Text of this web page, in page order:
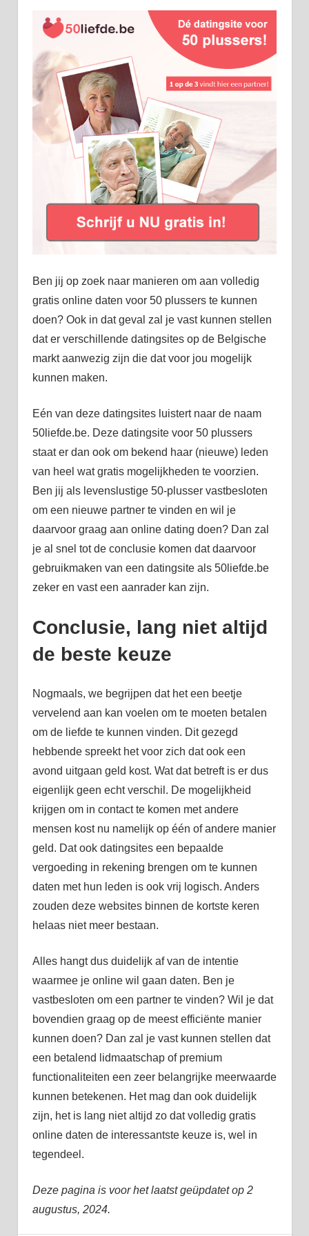
Ben jij op zoek naar manieren om aan volledig
gratis online daten voor 50 plussers te kunnen
doen? Ook in dat geval zal je vast kunnen stellen
dat er verschillende datingsites op de Belgische
markt aanwezig zijn die dat voor jou mogelijk
kunnen maken.
Eén van deze datingsites luistert naar de naam
50liefde.be. Deze datingsite voor 50 plussers
staat er dan ook om bekend haar (nieuwe) leden
van heel wat gratis mogelijkheden te voorzien.
Ben jij als levenslustige 50-plusser vastbesloten
om een nieuwe partner te vinden en wil je
daarvoor graag aan online dating doen? Dan zal
je al snel tot de conclusie komen dat daarvoor
gebruikmaken van een datingsite als 50liefde.be
zeker en vast een aanrader kan zijn.
Conclusie, lang niet altijd
de beste keuze
Nogmaals, we begrijpen dat het een beetje
vervelend aan kan voelen om te moeten betalen
om de liefde te kunnen vinden. Dit gezegd
hebbende spreekt het voor zich dat ook een
avond uitgaan geld kost. Wat dat betreft is er dus
eigenlijk geen echt verschil. De mogelijkheid
krijgen om in contact te komen met andere
mensen kost nu namelijk op één of andere manier
geld. Dat ook datingsites een bepaalde
vergoeding in rekening brengen om te kunnen
daten met hun leden is ook vrij logisch. Anders
zouden deze websites binnen de kortste keren
helaas niet meer bestaan.
Alles hangt dus duidelijk af van de intentie
waarmee je online wil gaan daten. Ben je
vastbesloten om een partner te vinden? Wil je dat
bovendien graag op de meest efficiënte manier
kunnen doen? Dan zal je vast kunnen stellen dat
een betalend lidmaatschap of premium
functionaliteiten een zeer belangrijke meerwaarde
kunnen betekenen. Het mag dan ook duidelijk
zijn, het is lang niet altijd zo dat volledig gratis
online daten de interessantste keuze is, wel in
tegendeel.
Deze pagina is voor het laatst geüpdatet op 2
augustus, 2024.